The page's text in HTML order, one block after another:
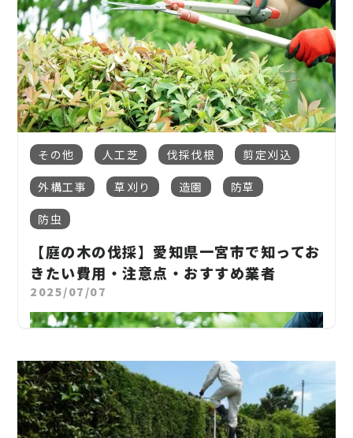
庭の雑草、気になりますよね。
せっかく手入れしたお庭も、気がつけば雑草だらけ。
特に愛知県一宮市のような温暖な地域では、雑草の
います。
この記事では、一宮市で雑草に悩む方に向けて、
雑草が生える原因
効果的な雑草対策の方法
自分でできるDIY対策
を詳しく解説します。
その他 人工芝 伐採伐根 剪定刈込
外構工事 草刈り 造園 防草
防虫
【庭の木の伐採】愛知県一宮市で知ってお
きたい費用・注意点・おすすめ業者
2025/07/07